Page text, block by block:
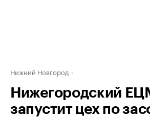
Нижний Новгород
Нижегородский
запустит цех по